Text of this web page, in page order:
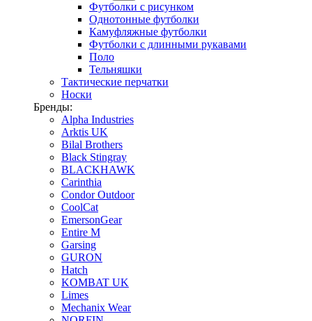
Футболки с рисунком
Однотонные футболки
Камуфляжные футболки
Футболки с длинными рукавами
Поло
Тельняшки
Тактические перчатки
Носки
Бренды:
Alpha Industries
Arktis UK
Bilal Brothers
Black Stingray
BLACKHAWK
Carinthia
Condor Outdoor
CoolCat
EmersonGear
Entire M
Garsing
GURON
Hatch
KOMBAT UK
Limes
Mechanix Wear